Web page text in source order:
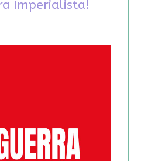
Imperialista!